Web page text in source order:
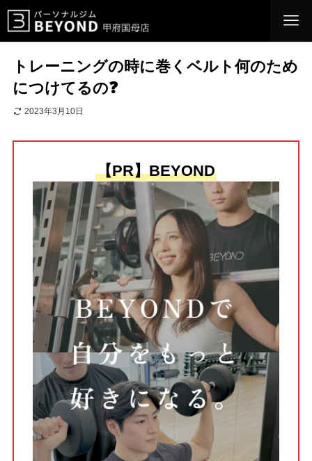
トレーニングの時に巻くベルト何のため
につけてるの❓
2023年3月10日
【PR】BEYOND